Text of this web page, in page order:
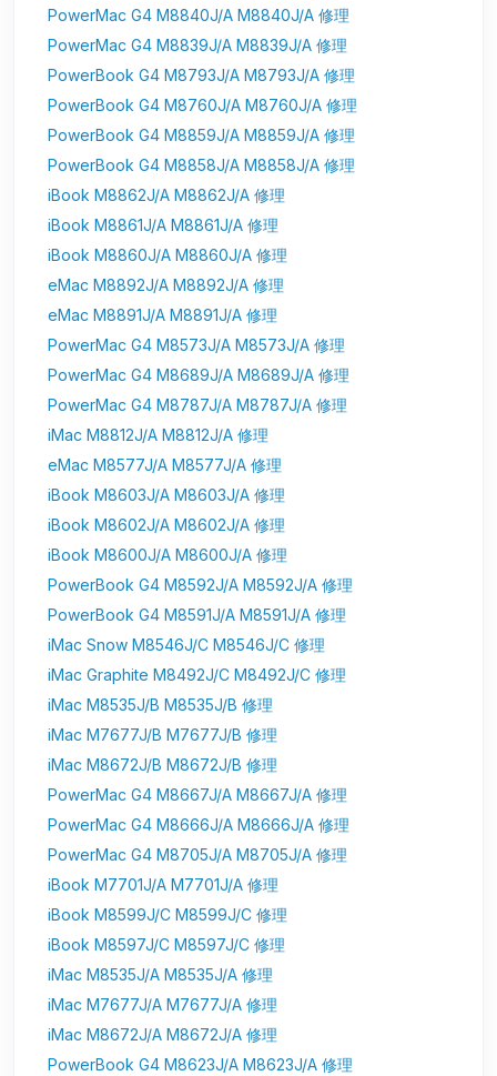
PowerMac G4 M8840J/A M8840J/A 修理
PowerMac G4 M8839J/A M8839J/A 修理
PowerBook G4 M8793J/A M8793J/A 修理
PowerBook G4 M8760J/A M8760J/A 修理
PowerBook G4 M8859J/A M8859J/A 修理
PowerBook G4 M8858J/A M8858J/A 修理
iBook M8862J/A M8862J/A 修理
iBook M8861J/A M8861J/A 修理
iBook M8860J/A M8860J/A 修理
eMac M8892J/A M8892J/A 修理
eMac M8891J/A M8891J/A 修理
PowerMac G4 M8573J/A M8573J/A 修理
PowerMac G4 M8689J/A M8689J/A 修理
PowerMac G4 M8787J/A M8787J/A 修理
iMac M8812J/A M8812J/A 修理
eMac M8577J/A M8577J/A 修理
iBook M8603J/A M8603J/A 修理
iBook M8602J/A M8602J/A 修理
iBook M8600J/A M8600J/A 修理
PowerBook G4 M8592J/A M8592J/A 修理
PowerBook G4 M8591J/A M8591J/A 修理
iMac Snow M8546J/C M8546J/C 修理
iMac Graphite M8492J/C M8492J/C 修理
iMac M8535J/B M8535J/B 修理
iMac M7677J/B M7677J/B 修理
iMac M8672J/B M8672J/B 修理
PowerMac G4 M8667J/A M8667J/A 修理
PowerMac G4 M8666J/A M8666J/A 修理
PowerMac G4 M8705J/A M8705J/A 修理
iBook M7701J/A M7701J/A 修理
iBook M8599J/C M8599J/C 修理
iBook M8597J/C M8597J/C 修理
iMac M8535J/A M8535J/A 修理
iMac M7677J/A M7677J/A 修理
iMac M8672J/A M8672J/A 修理
PowerBook G4 M8623J/A M8623J/A 修理